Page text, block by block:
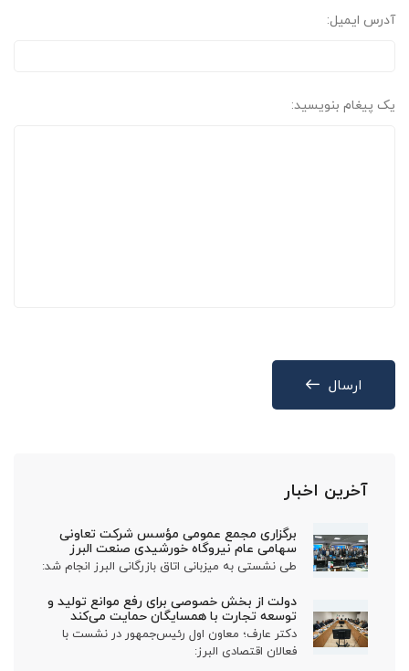
آدرس ایمیل:
یک پیغام بنویسید:
ارسال
آخرین اخبار
برگزاری مجمع عمومی مؤسس شرکت تعاونی
سهامی عام نیروگاه خورشیدی صنعت البرز
طی نشستی به میزبانی اتاق بازرگانی البرز انجام شد:
دولت از بخش خصوصی برای رفع موانع تولید و
توسعه تجارت با همسایگان حمایت می‌کند
دکتر عارف؛ معاون اول رئیس‌جمهور در نشست با
فعالان اقتصادی البرز: